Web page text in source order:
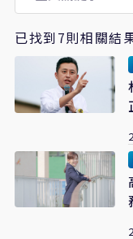
已找到7則相關結